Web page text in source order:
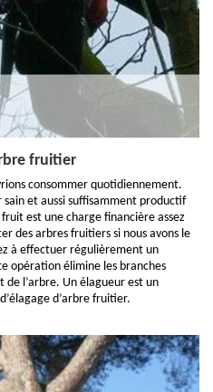
fruitier
consommer quotidiennement.
et aussi suffisamment productif
est une charge financière assez
des arbres fruitiers si nous avons le
à effectuer régulièrement un
opération élimine les branches
l’arbre. Un élagueur est un
d’arbre fruitier.